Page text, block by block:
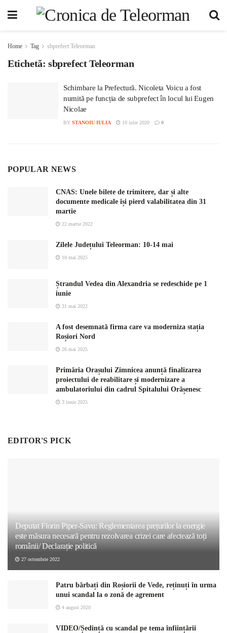
Home Tag sbprefect Teleorman
Etichetă: sbprefect Teleorman
Schimbare la Prefectură. Nicoleta Voicu a fost
numită pe funcția de subprefect în locul lui Eugen
Nicolae
BY STANOIU IULIA 10 iulie 2020 0
POPULAR NEWS
CNAS: Unele bilete de trimitere, dar și alte
documente medicale își pierd valabilitatea din 31
martie
22 martie 2022
Zilele Județului Teleorman: 10-14 mai
10 mai 2025
Ștrandul Vedea din Alexandria se redeschide pe 1
iunie
31 mai 2022
A fost desemnată firma care va moderniza stația
Roșiori Nord
26 mai 2025
Primăria Orașului Zimnicea anunță finalizarea
proiectului de reabilitare și modernizare a
ambulatoriului din cadrul Spitalului Orășenesc
3 iunie 2025
EDITOR'S PICK
Deputat Florin Piper-Savu: Reglementarea prețurilor la energie
este măsura necesară pentru rezolvarea crizei care afectează toți
românii/ Declarație politică
27 octombrie 2022
Patru bărbați din Roșiorii de Vede, reținuți în urma
unui scandal la o zonă de agrement
4 august 2020
VIDEO/Ședință cu scandal pe tema înființării